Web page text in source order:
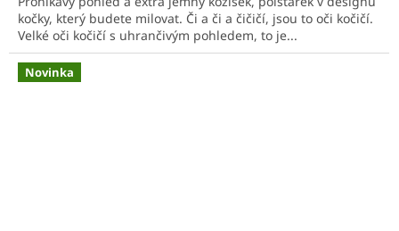
5
hvězdiček.
kočky, který budete milovat. Či a či a čičičí, jsou to oči kočičí.
Velké oči kočičí s uhrančivým pohledem, to je...
Novinka